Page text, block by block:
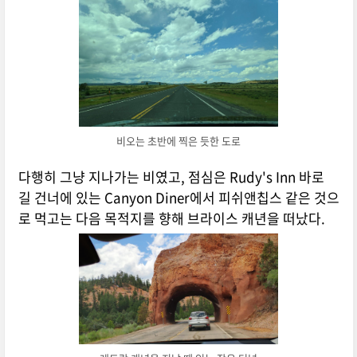
비오는 초반에 찍은 듯한 도로
다행히 그냥 지나가는 비였고, 점심은 Rudy's Inn 바로
길 건너에 있는 Canyon Diner에서 피쉬앤칩스 같은 것으
로 먹고는 다음 목적지를 향해 브라이스 캐년을 떠났다.